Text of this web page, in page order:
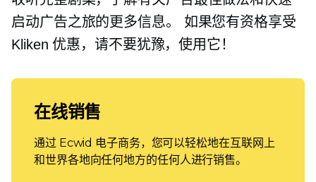
启动广告之旅的更多信息。 如果您有资格享受
Kliken 优惠，请不要犹豫，使用它！
在线销售
通过 Ecwid 电子商务，您可以轻松地在互联网上
和世界各地向任何地方的任何人进行销售。